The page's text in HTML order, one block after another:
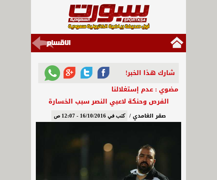
شارك هذا الخبر!
مضوي : عدم إستغلالنا
الفرص وحنكة لاعبي النصر سبب الخسارة
صقر الغامدي / كتب في 16/10/2016 - 12:07 ص